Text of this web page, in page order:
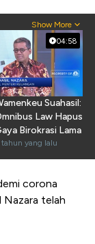
Show More
04:58
Suahasil:
Law Hapus
Birokrasi Lama
tahun yang lalu
corona
Nazara telah